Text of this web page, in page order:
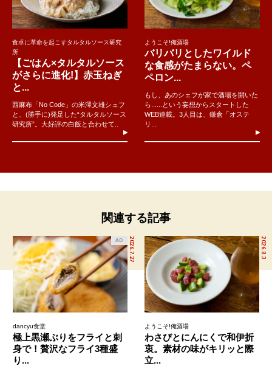
食卓に革命を起こすタルタルソース研究
所
【ごはん×タルタルソース
がさらに進化!】赤玉ねぎ
と...
西麻布「No Code」の米澤文雄シェフ
と、(勝手に)発足した“タルタルソース
研究所”。大好評の白飯と合わせて..
ようこそ!俺酒場
バリバリとしたワイルド
な食感がたまらない。ペ
ペロン...
もし、あのシェフが家で酒場を開いた
ら......という妄想からスタートした
WEB連載。3人目は、鎌倉「オステ
リ...
関連する記事
2026.7.27
AD
dancyu食堂
極上黒瀬ぶりをフライと刺
身で！贅沢なフライ3種盛
り...
2026.8.3
ようこそ!俺酒場
わさびとにんにくで和伊折
衷。素材の味がキリッと際
立...